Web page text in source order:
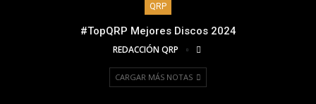
QRP
#TopQRP Mejores Discos 2024
REDACCIÓN QRP
CARGAR MÁS NOTAS